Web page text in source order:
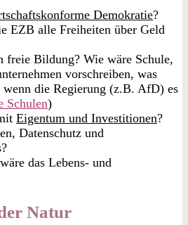
Demokratie?
EZB alle Freiheiten über Geld
freie Bildung? Wie wäre Schule,
vorschreiben, was
wenn die Regierung (z.B. AfD) es
Schulen)
Eigentum und Investitionen?
Datenschutz und
das Lebens- und
Natur